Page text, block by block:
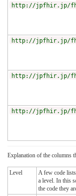
http://jpfhir.jp/fhir/
http://jpfhir.jp/fhir/
http://jpfhir.jp/fhir/
http://jpfhir.jp/fhir/
Explanation of the columns
Level
A few code
a level. In this
the code they